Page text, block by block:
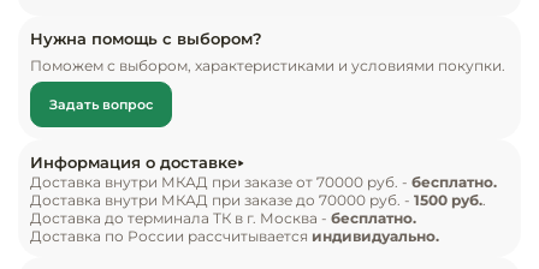
Нужна помощь с выбором?
Поможем с выбором, характеристиками и условиями покупки.
Задать вопрос
Информация о доставке
Доставка внутри МКАД при заказе от 70000 руб. - бесплатно.
Доставка внутри МКАД при заказе до 70000 руб. - 1500 руб..
Доставка до терминала ТК в г. Москва - бесплатно.
Доставка по России рассчитывается индивидуально.